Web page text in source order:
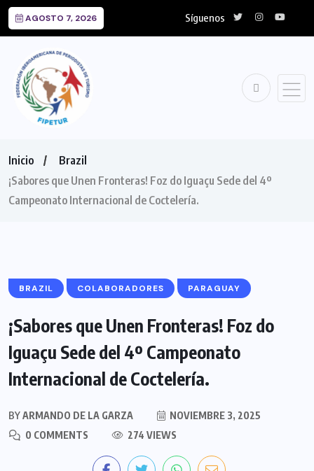
AGOSTO 7, 2026 Síguenos
Inicio
Brazil
¡Sabores que Unen Fronteras! Foz do Iguaçu Sede del 4º
Campeonato Internacional de Coctelería.
BRAZIL COLABORADORES PARAGUAY
¡Sabores que Unen Fronteras! Foz do
Iguaçu Sede del 4º Campeonato
Internacional de Coctelería.
BYARMANDO DE LA GARZA
NOVIEMBRE 3, 2025
0 COMMENTS
274 VIEWS